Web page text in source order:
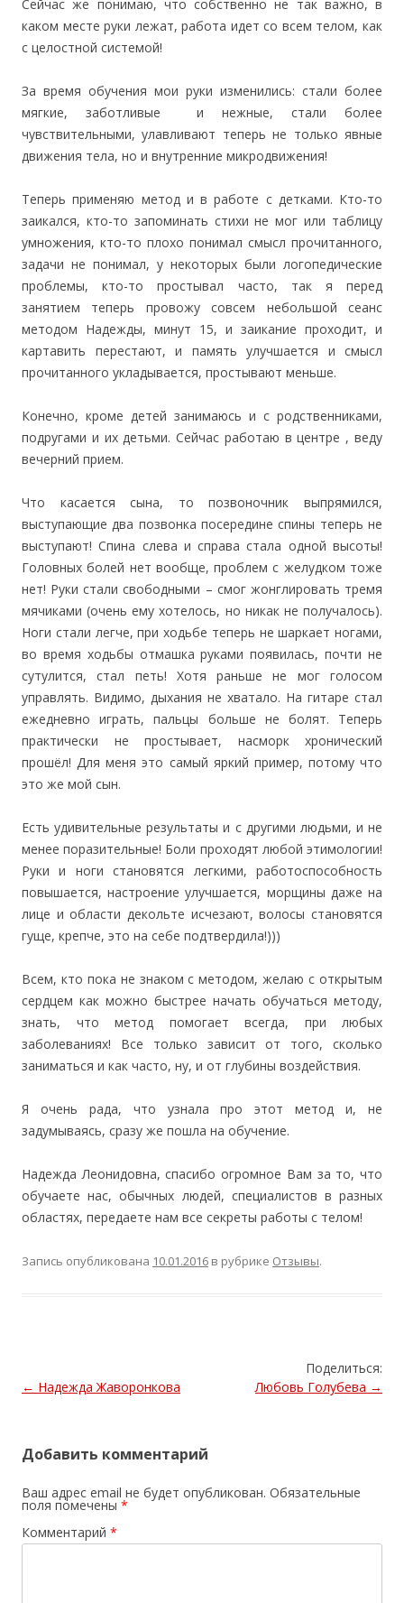
Сейчас же понимаю, что собственно не так важно, в
каком месте руки лежат, работа идет со всем телом, как
с целостной системой!
За время обучения мои руки изменились: стали более
мягкие, заботливые и нежные, стали более
чувствительными, улавливают теперь не только явные
движения тела, но и внутренние микродвижения!
Теперь применяю метод и в работе с детками. Кто-то
заикался, кто-то запоминать стихи не мог или таблицу
умножения, кто-то плохо понимал смысл прочитанного,
задачи не понимал, у некоторых были логопедические
проблемы, кто-то простывал часто, так я перед
занятием теперь провожу совсем небольшой сеанс
методом Надежды, минут 15, и заикание проходит, и
картавить перестают, и память улучшается и смысл
прочитанного укладывается, простывают меньше.
Конечно, кроме детей занимаюсь и с родственниками,
подругами и их детьми. Сейчас работаю в центре , веду
вечерний прием.
Что касается сына, то позвоночник выпрямился,
выступающие два позвонка посередине спины теперь не
выступают! Спина слева и справа стала одной высоты!
Головных болей нет вообще, проблем с желудком тоже
нет! Руки стали свободными – смог жонглировать тремя
мячиками (очень ему хотелось, но никак не получалось).
Ноги стали легче, при ходьбе теперь не шаркает ногами,
во время ходьбы отмашка руками появилась, почти не
сутулится, стал петь! Хотя раньше не мог голосом
управлять. Видимо, дыхания не хватало. На гитаре стал
ежедневно играть, пальцы больше не болят. Теперь
практически не простывает, насморк хронический
прошёл! Для меня это самый яркий пример, потому что
это же мой сын.
Есть удивительные результаты и с другими людьми, и не
менее поразительные! Боли проходят любой этимологии!
Руки и ноги становятся легкими, работоспособность
повышается, настроение улучшается, морщины даже на
лице и области декольте исчезают, волосы становятся
гуще, крепче, это на себе подтвердила!)))
Всем, кто пока не знаком с методом, желаю с открытым
сердцем как можно быстрее начать обучаться методу,
знать, что метод помогает всегда, при любых
заболеваниях! Все только зависит от того, сколько
заниматься и как часто, ну, и от глубины воздействия.
Я очень рада, что узнала про этот метод и, не
задумываясь, сразу же пошла на обучение.
Надежда Леонидовна, спасибо огромное Вам за то, что
обучаете нас, обычных людей, специалистов в разных
областях, передаете нам все секреты работы с телом!
Запись опубликована 10.01.2016 в рубрике Отзывы.
Поделиться:
Навигация
← Надежда Жаворонкова Любовь Голубева →
Добавить комментарий
Ваш адрес email не будет опубликован. Обязательные
поля помечены *
Комментарий *